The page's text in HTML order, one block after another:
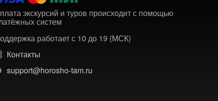
экскурсий и туров происходит с помощью
систем
работает с 10 до 19 (МСК)
Контакты
support@horosho-tam.ru